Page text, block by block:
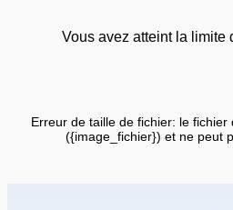
Vous avez atteint la limite
Erreur de taille de fichier: le
({image_fichier}) et ne peut